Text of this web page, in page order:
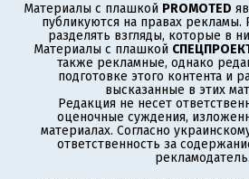
Материалы с плашкой PROMOTED
публикуются на правах
разделять взгляды, которые в
Материалы с плашкой
также рекламные, однако
подготовке этого контента и
высказанные в этих
Редакция не несет
оценочные суждения,
материалах. Согласно
ответственность за
рекламодатель.